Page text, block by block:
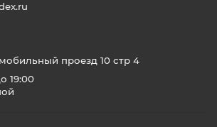
проезд 10 стр 4
19:00